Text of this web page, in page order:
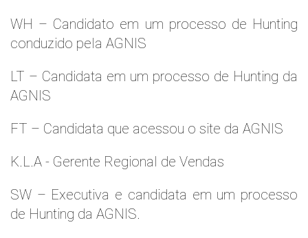
WH – Candidato em um processo de Hunting
conduzido pela AGNIS
LT – Candidata em um processo de Hunting da
AGNIS
FT – Candidata que acessou o site da AGNIS
K.L.A - Gerente Regional de Vendas
SW – Executiva e candidata em um processo
de Hunting da AGNIS.